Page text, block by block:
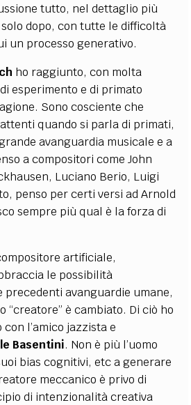
tutto, nel dettaglio più
dopo, con tutte le difficoltà
un processo generativo.
ho raggiunto, con molta
esperimento e di primato
Sono cosciente che
quando si parla di primati,
avanguardia musicale e a
a compositori come John
Luciano Berio, Luigi
penso per certi versi ad Arnold
sempre più qual è la forza di
artificiale,
le possibilità
avanguardie umane,
“creatore” è cambiato. Di ciò ho
l’amico jazzista e
Basentini. Non è più l’uomo
bias cognitivi, etc a generare
meccanico è privo di
di intenzionalità creativa